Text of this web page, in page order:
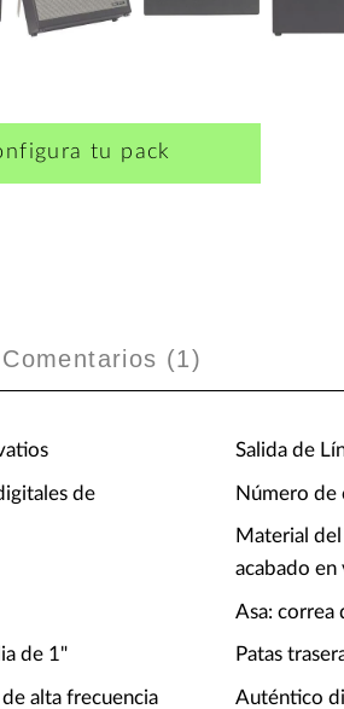
tu pack
Comentarios (1)
de
de 1"
alta frecuencia
Salida de
Número de
Material
acabado
Asa: correa
Patas
Auténtico